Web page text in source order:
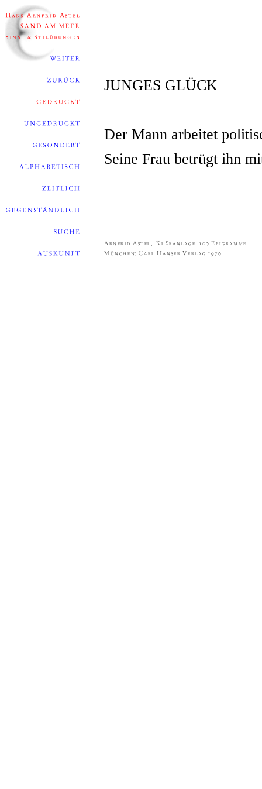
JUNGES GLÜCK
Der Mann arbeitet
Seine Frau betrügt ihn